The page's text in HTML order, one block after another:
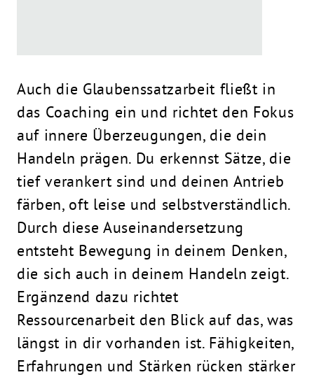
Auch die Glaubenssatzarbeit fließt in
das Coaching ein und richtet den Fokus
auf innere Überzeugungen, die dein
Handeln prägen. Du erkennst Sätze, die
tief verankert sind und deinen Antrieb
färben, oft leise und selbstverständlich.
Durch diese Auseinandersetzung
entsteht Bewegung in deinem Denken,
die sich auch in deinem Handeln zeigt.
Ergänzend dazu richtet
Ressourcenarbeit den Blick auf das, was
längst in dir vorhanden ist. Fähigkeiten,
Erfahrungen und Stärken rücken stärker